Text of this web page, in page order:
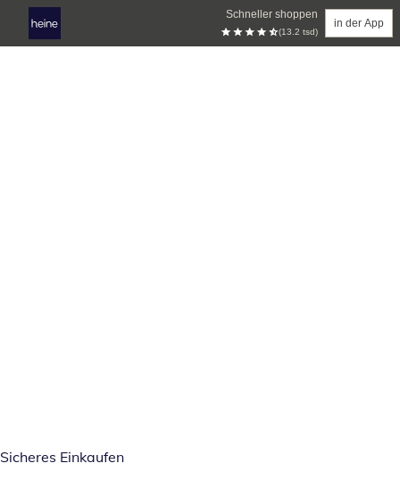
Schneller shoppen
(13.2 tsd)
in der App
Sicheres Einkaufen